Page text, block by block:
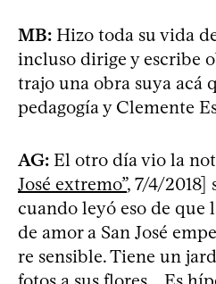
MB: Hizo toda su vida
incluso dirige y escribe
trajo una obra suya acá
pedagogía y Clemente
AG: El otro día vio la
José extremo”, 7/4/2018]
cuando leyó eso de que
de amor a San José
re sensible. Tiene un